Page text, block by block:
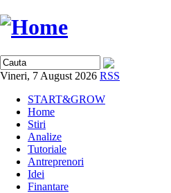
Vineri, 7 August 2026 RSS
START&GROW
Home
Stiri
Analize
Tutoriale
Antreprenori
Idei
Finantare